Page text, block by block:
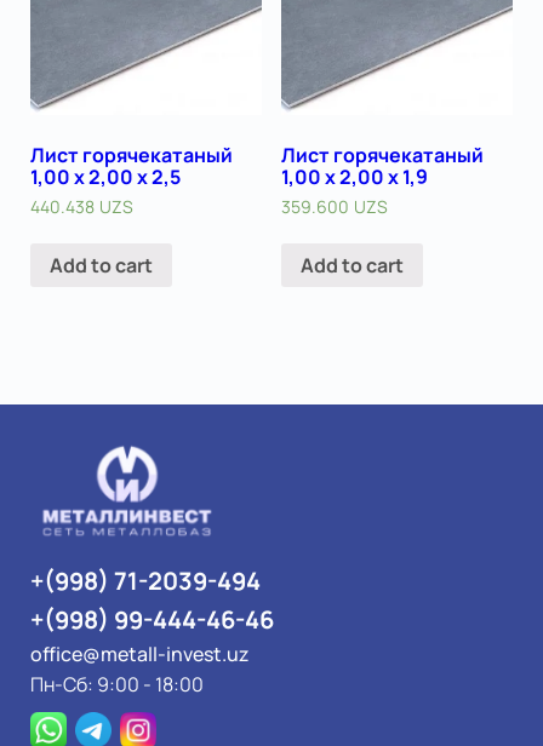
Лист горячекатаный
1,00 х 2,00 х 2,5
440.438 UZS
Add to cart
Лист горячекатаный
1,00 х 2,00 х 1,9
359.600 UZS
Add to cart
+(998) 71-2039-494
+(998) 99-444-46-46
office@metall-invest.uz
Пн-Сб: 9:00 - 18:00